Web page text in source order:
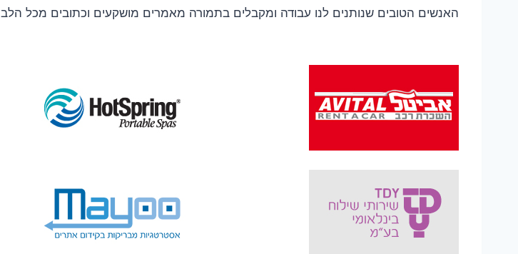
האנשים הטובים שנותנים לנו עבודה ומקבלים בתמורה מאמרים מושקעים וכתובים מכל הלב